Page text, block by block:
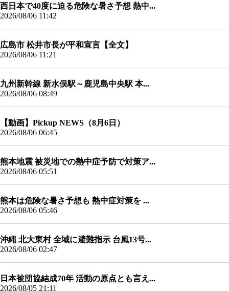
西日本で40度に迫る危険な暑さ予想 熱中...
2026/08/06 11:42
広島市 松井市長が平和宣言【全文】
2026/08/06 11:21
九州新幹線 新水俣駅～鹿児島中央駅 本...
2026/08/06 08:49
【動画】Pickup NEWS（8月6日）
2026/08/06 06:45
熊本地震 被災地での熱中症予防で対策ア...
2026/08/06 05:51
熊本は危険な暑さ予想も 熱中症対策を ...
2026/08/06 05:46
沖縄 北大東村 全域に避難指示 台風13号...
2026/08/06 02:47
日本被団協結成70年 活動の原点とも言え...
2026/08/05 21:11